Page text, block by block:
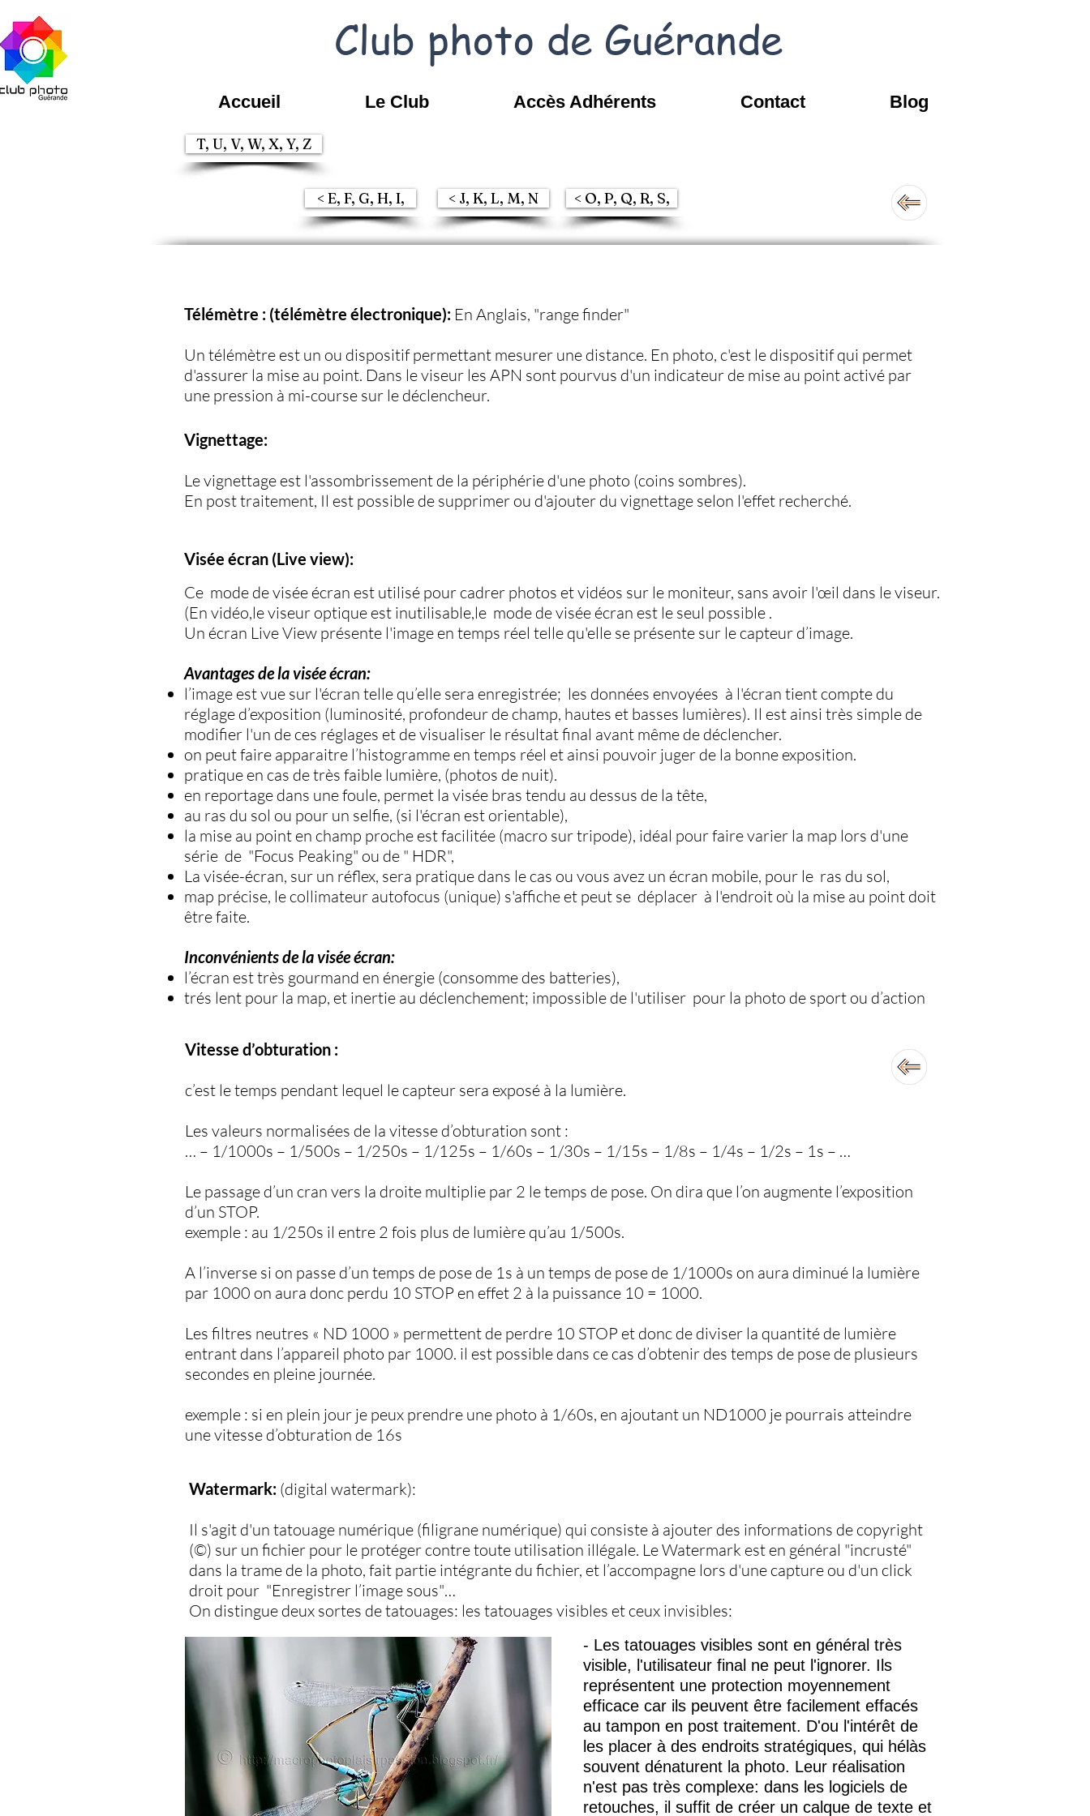
Club photo de Guérande
Accueil Le Club Accès Adhérents Contact Blog
T, U, V, W, X, Y, Z
< E, F, G, H, I, < J, K, L, M, N < O, P, Q, R, S,
Télémètre : (télémètre électronique): En Anglais, "range finder"
Un télémètre est un ou dispositif permettant mesurer une distance. En photo, c'est le dispositif qui permet
d'assurer la mise au point. Dans le viseur les APN sont pourvus d'un indicateur de mise au point activé par
une pression à mi-course sur le déclencheur.
Vignettage:
Le vignettage est l'assombrissement de la périphérie d'une photo (coins sombres).
En post traitement, Il est possible de supprimer ou d'ajouter du vignettage selon l'effet recherché.
Visée écran (Live view):
Ce mode de visée écran est utilisé pour cadrer photos et vidéos sur le moniteur, sans avoir l'œil dans le viseur.
(En vidéo,le viseur optique est inutilisable,le mode de visée écran est le seul possible .
Un écran Live View présente l'image en temps réel telle qu'elle se présente sur le capteur d’image.
Avantages de la visée écran:
l’image est vue sur l'écran telle qu’elle sera enregistrée; les données envoyées à l'écran tient compte du
réglage d’exposition (luminosité, profondeur de champ, hautes et basses lumières). Il est ainsi très simple de
modifier l'un de ces réglages et de visualiser le résultat final avant même de déclencher.
on peut faire apparaitre l’histogramme en temps réel et ainsi pouvoir juger de la bonne exposition.
pratique en cas de très faible lumière, (photos de nuit).
en reportage dans une foule, permet la visée bras tendu au dessus de la tête,
au ras du sol ou pour un selfie, (si l'écran est orientable),
la mise au point en champ proche est facilitée (macro sur tripode), idéal pour faire varier la map lors d'une
série de "Focus Peaking" ou de " HDR",
La visée-écran, sur un réflex, sera pratique dans le cas ou vous avez un écran mobile, pour le ras du sol,
map précise, le collimateur autofocus (unique) s'affiche et peut se déplacer à l'endroit où la mise au point doit
être faite.
Inconvénients de la visée écran:
l’écran est très gourmand en énergie (consomme des batteries),
trés lent pour la map, et inertie au déclenchement; impossible de l'utiliser pour la photo de sport ou d’action
Vitesse d’obturation :
c’est le temps pendant lequel le capteur sera exposé à la lumière.
Les valeurs normalisées de la vitesse d’obturation sont :
… – 1/1000s – 1/500s – 1/250s – 1/125s – 1/60s – 1/30s – 1/15s – 1/8s – 1/4s – 1/2s – 1s – …
Le passage d’un cran vers la droite multiplie par 2 le temps de pose. On dira que l’on augmente l’exposition
d’un STOP.
exemple : au 1/250s il entre 2 fois plus de lumière qu’au 1/500s.
A l’inverse si on passe d’un temps de pose de 1s à un temps de pose de 1/1000s on aura diminué la lumière
par 1000 on aura donc perdu 10 STOP en effet 2 à la puissance 10 = 1000.
Les filtres neutres « ND 1000 » permettent de perdre 10 STOP et donc de diviser la quantité de lumière
entrant dans l’appareil photo par 1000. il est possible dans ce cas d’obtenir des temps de pose de plusieurs
secondes en pleine journée.
exemple : si en plein jour je peux prendre une photo à 1/60s, en ajoutant un ND1000 je pourrais atteindre
une vitesse d’obturation de 16s
Watermark: (digital watermark):
Il s'agit d'un tatouage numérique (filigrane numérique) qui consiste à ajouter des informations de copyright
(©) sur un fichier pour le protéger contre toute utilisation illégale. Le Watermark est en général "incrusté"
dans la trame de la photo, fait partie intégrante du fichier, et l’accompagne lors d'une capture ou d'un click
droit pour "Enregistrer l’image sous"…
On distingue deux sortes de tatouages: les tatouages visibles et ceux invisibles:
- Les tatouages visibles sont en général très
visible, l'utilisateur final ne peut l'ignorer. Ils
représentent une protection moyennement
efficace car ils peuvent être facilement effacés
au tampon en post traitement. D'ou l'intérêt de
les placer à des endroits stratégiques, qui hélàs
souvent dénaturent la photo. Leur réalisation
n'est pas très complexe: dans les logiciels de
retouches, il suffit de créer un calque de texte et